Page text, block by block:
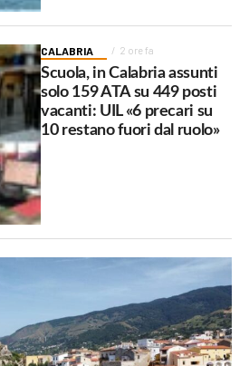
CALABRIA 2 ore fa
Scuola, in Calabria assunti
solo 159 ATA su 449 posti
vacanti: UIL «6 precari su
10 restano fuori dal ruolo»